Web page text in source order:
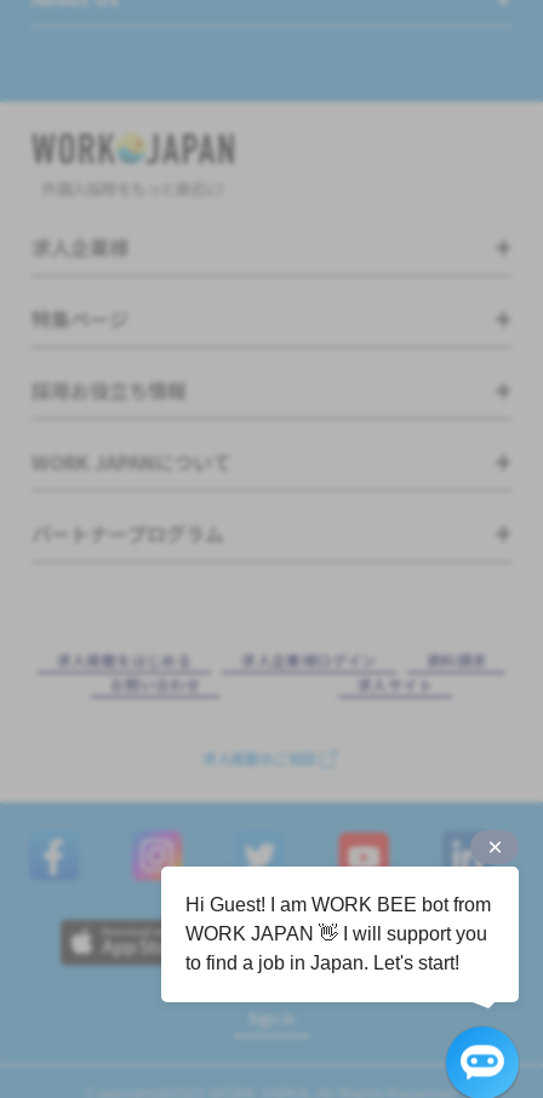
求人企業様
特集ページ
採用お役立ち情報
WORK JAPANについて
パートナープログラム
求⼈掲載をはじめる 求⼈企業様ログイン
資料請求
お問い合わせ
求⼈サイト
求人掲載のご相談
Sign in
Copyright@2023 WORK JAPAN. All Rights Reserved
Hi Guest! I am WORK BEE bot from
WORK JAPAN 👋 I will support you
to find a job in Japan. Let's start!